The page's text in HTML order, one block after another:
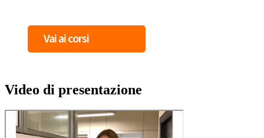
Vai ai corsi
Video di presentazione